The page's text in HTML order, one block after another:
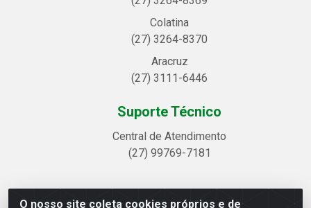
O nosso site coleta cookies próprios e de
Colatina
(27) 3264-8370
Aracruz
(27) 3111-6446
Suporte Técnico
Central de Atendimento
(27) 99769-7181